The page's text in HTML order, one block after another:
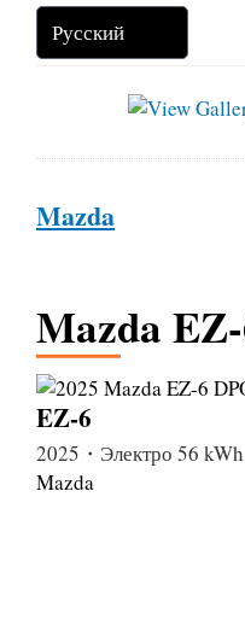
Mazda
Mazda
EZ-6
2025・Электро 56
Mazda